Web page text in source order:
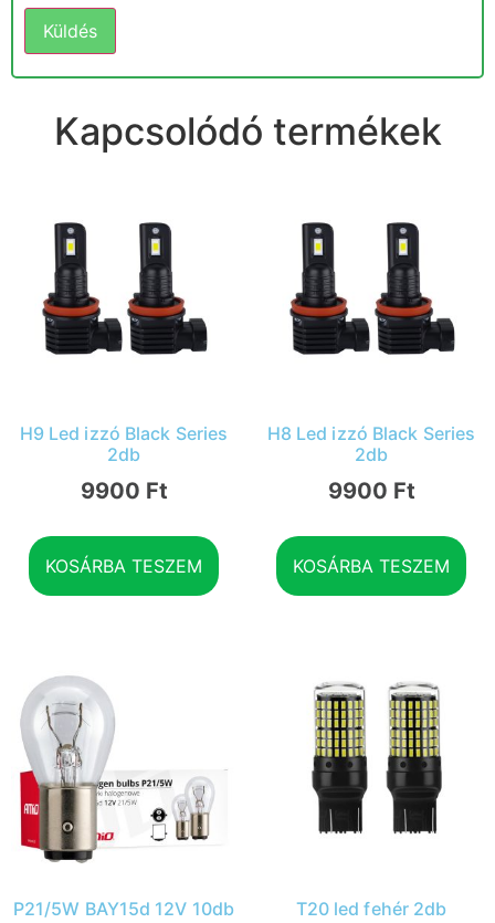
Kapcsolódó termékek
H9 Led izzó Black Series
2db
9900 Ft
KOSÁRBA TESZEM
H8 Led izzó Black Series
2db
9900 Ft
KOSÁRBA TESZEM
P21/5W BAY15d 12V 10db T20 led fehér 2db